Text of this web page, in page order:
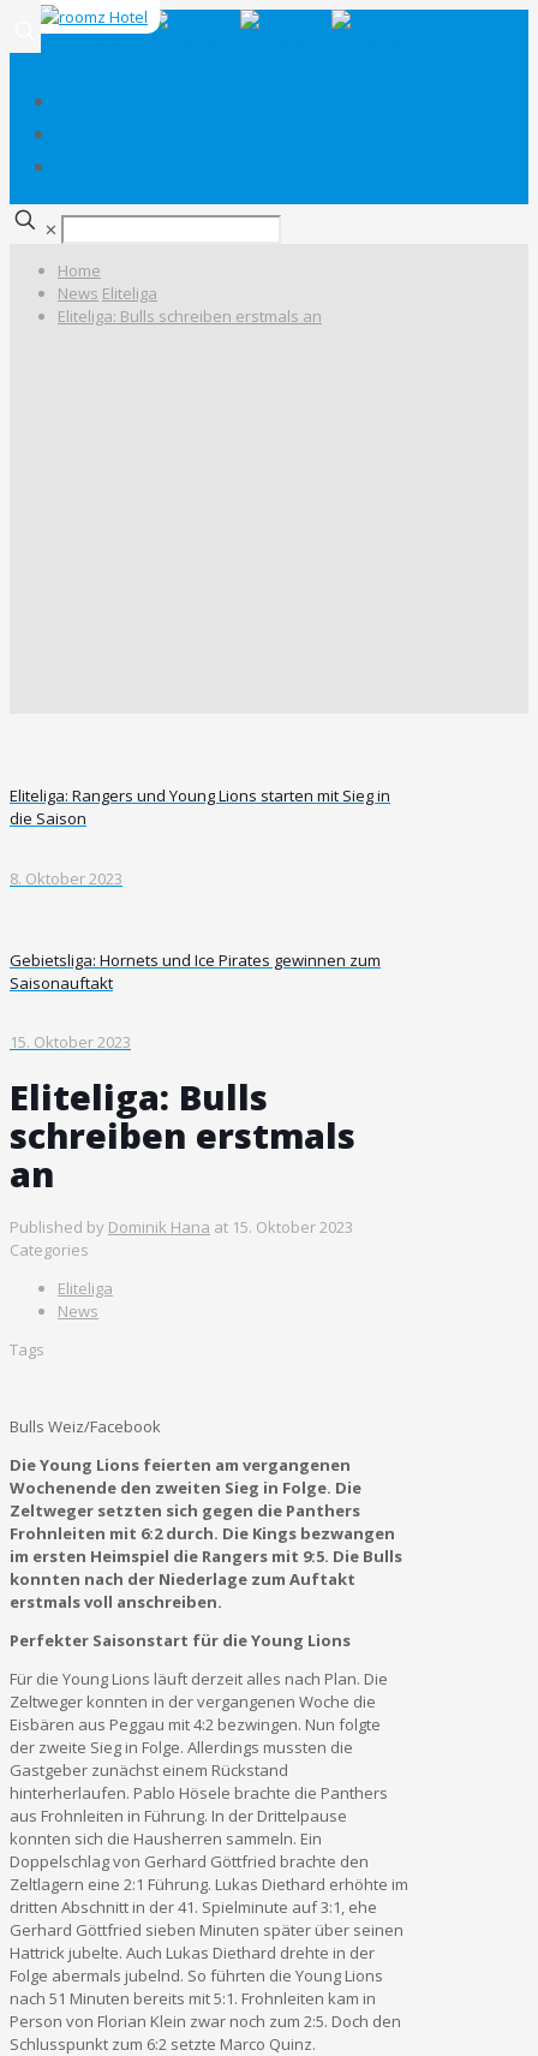
✕
Home
News Eliteliga
Eliteliga: Bulls schreiben erstmals an
Eliteliga: Rangers und Young Lions starten mit Sieg in
die Saison
8. Oktober 2023
Gebietsliga: Hornets und Ice Pirates gewinnen zum
Saisonauftakt
15. Oktober 2023
Eliteliga: Bulls
schreiben erstmals
an
Published by Dominik Hana at 15. Oktober 2023
Categories
Eliteliga
News
Tags
Bulls Weiz/Facebook
Die Young Lions feierten am vergangenen
Wochenende den zweiten Sieg in Folge. Die
Zeltweger setzten sich gegen die Panthers
Frohnleiten mit 6:2 durch. Die Kings bezwangen
im ersten Heimspiel die Rangers mit 9:5. Die Bulls
konnten nach der Niederlage zum Auftakt
erstmals voll anschreiben.
Perfekter Saisonstart für die Young Lions
Für die Young Lions läuft derzeit alles nach Plan. Die
Zeltweger konnten in der vergangenen Woche die
Eisbären aus Peggau mit 4:2 bezwingen. Nun folgte
der zweite Sieg in Folge. Allerdings mussten die
Gastgeber zunächst einem Rückstand
hinterherlaufen. Pablo Hösele brachte die Panthers
aus Frohnleiten in Führung. In der Drittelpause
konnten sich die Hausherren sammeln. Ein
Doppelschlag von Gerhard Göttfried brachte den
Zeltlagern eine 2:1 Führung. Lukas Diethard erhöhte im
dritten Abschnitt in der 41. Spielminute auf 3:1, ehe
Gerhard Göttfried sieben Minuten später über seinen
Hattrick jubelte. Auch Lukas Diethard drehte in der
Folge abermals jubelnd. So führten die Young Lions
nach 51 Minuten bereits mit 5:1. Frohnleiten kam in
Person von Florian Klein zwar noch zum 2:5. Doch den
Schlusspunkt zum 6:2 setzte Marco Quinz.